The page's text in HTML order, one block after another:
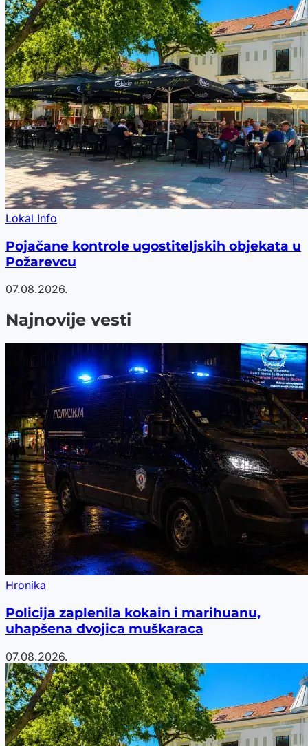
Lokal Info
Pojačane kontrole ugostiteljskih objekata u
Požarevcu
07.08.2026.
Najnovije vesti
Hronika
Policija zaplenila kokain i marihuanu,
uhapšena dvojica muškaraca
07.08.2026.